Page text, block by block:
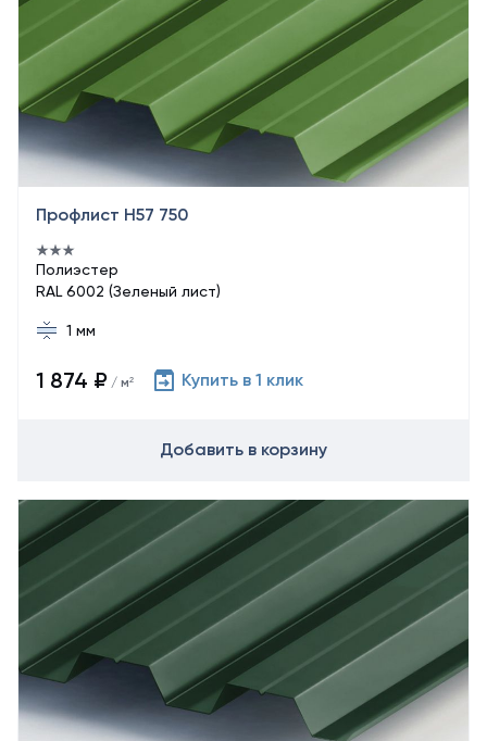
Профлист Н57 750
Полиэстер
RAL 6002 (Зеленый лист)
1 мм
1 874 ₽ / м² Купить в 1 клик
Добавить в корзину